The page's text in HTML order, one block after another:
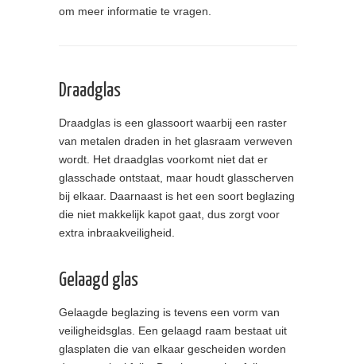
om meer informatie te vragen.
Draadglas
Draadglas is een glassoort waarbij een raster
van metalen draden in het glasraam verweven
wordt. Het draadglas voorkomt niet dat er
glasschade ontstaat, maar houdt glasscherven
bij elkaar. Daarnaast is het een soort beglazing
die niet makkelijk kapot gaat, dus zorgt voor
extra inbraakveiligheid.
Gelaagd glas
Gelaagde beglazing is tevens een vorm van
veiligheidsglas. Een gelaagd raam bestaat uit
glasplaten die van elkaar gescheiden worden